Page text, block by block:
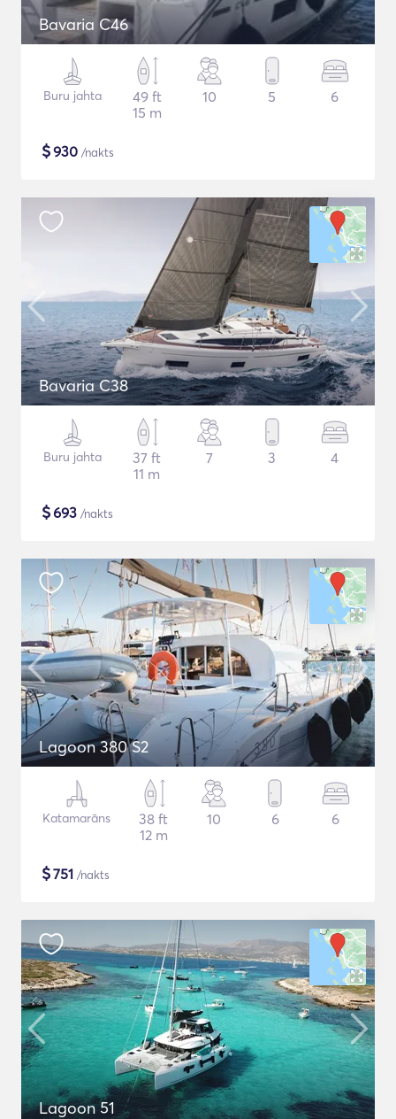
Bavaria C46
Buru jahta
49 ft
15 m
10 5 6
$930 /nakts
Bavaria C38
Buru jahta
37 ft
11 m
7 3 4
$693 /nakts
Lagoon 380 S2
Katamarāns
38 ft
12 m
10 6 6
$751 /nakts
Lagoon 51